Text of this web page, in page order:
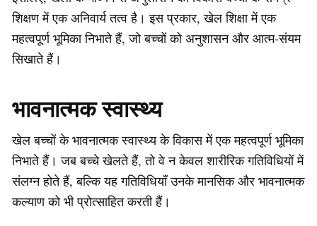
शिक्षण में एक अनिवार्य तत्व है। इस प्रकार, खेल शिक्षा में एक
महत्वपूर्ण भूमिका निभाते हैं, जो बच्चों को अनुशासन और आत्म-संयम
सिखाते हैं।
भावनात्मक स्वास्थ्य
खेल बच्चों के भावनात्मक स्वास्थ्य के विकास में एक महत्वपूर्ण भूमिका
निभाते हैं। जब बच्चे खेलते हैं, तो वे न केवल शारीरिक गतिविधियों में
संलग्न होते हैं, बल्कि यह गतिविधियाँ उनके मानसिक और भावनात्मक
कल्याण को भी प्रोत्साहित करती हैं।